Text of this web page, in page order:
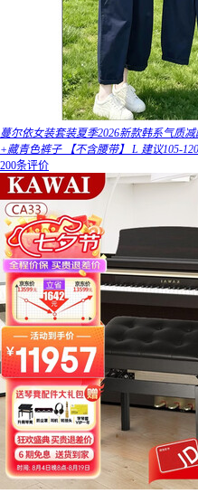
蔓尔依女装套装夏季2026新款韩系气质
+藏青色裤子 【不含腰带】 L 建议105-
200条评价